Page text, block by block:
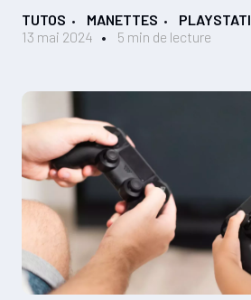
TUTOS MANETTES
13 mai 2024
5 min de lecture